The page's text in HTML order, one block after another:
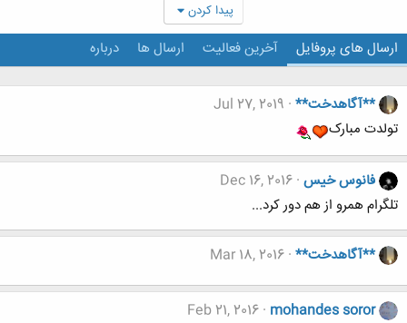
پیدا کردن
ارسال های پروفایل آخرین فعالیت ارسال ها درباره
**آگاهدخت** Jul 27, 2019
تولدت مبارک
فانوس خیس Dec 16, 2016
تلگرام همرو از هم دور کرد...
**آگاهدخت** Mar 18, 2016
mohandes soror
Feb 21, 2016